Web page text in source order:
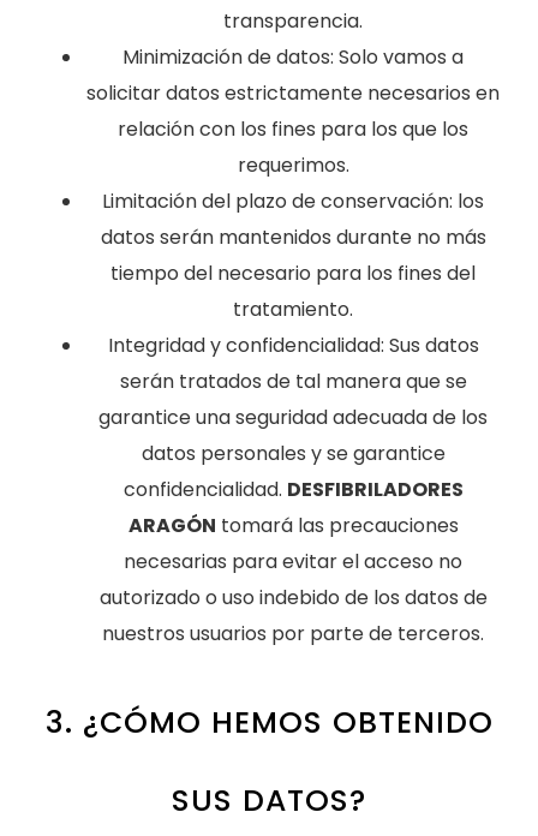
transparencia.
Minimización de datos: Solo vamos a
solicitar datos estrictamente necesarios en
relación con los fines para los que los
requerimos.
Limitación del plazo de conservación: los
datos serán mantenidos durante no más
tiempo del necesario para los fines del
tratamiento.
Integridad y confidencialidad: Sus datos
serán tratados de tal manera que se
garantice una seguridad adecuada de los
datos personales y se garantice
confidencialidad. DESFIBRILADORES
ARAGÓN tomará las precauciones
necesarias para evitar el acceso no
autorizado o uso indebido de los datos de
nuestros usuarios por parte de terceros.
3. ¿CÓMO HEMOS OBTENIDO
SUS DATOS?